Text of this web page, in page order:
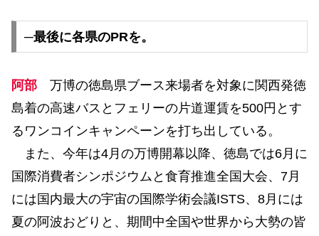
─最後に各県のPRを。
阿部 万博の徳島県ブース来場者を対象に関西発徳
島着の高速バスとフェリーの片道運賃を500円とす
るワンコインキャンペーンを打ち出している。
また、今年は4月の万博開幕以降、徳島では6月に
国際消費者シンポジウムと食育推進全国大会、7月
には国内最大の宇宙の国際学術会議ISTS、8月には
夏の阿波おどりと、期間中全国や世界から大勢の皆